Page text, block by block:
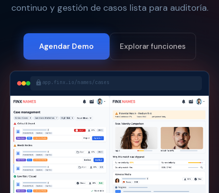
continuo y gestión de casos lista para auditoría.
Agendar Demo Explorar funciones
app.finx.io/names/cases